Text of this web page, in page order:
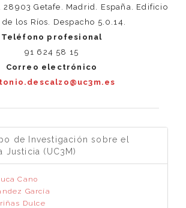
Getafe. Madrid. España. Edificio
de los Ríos. Despacho 5.0.14.
Teléfono profesional
91 624 58 15
Correo electrónico
de Investigación sobre el
Justicia (UC3M)
Cano
García
Dulce